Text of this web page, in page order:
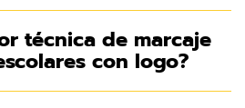
técnica de marcaje
con logo?